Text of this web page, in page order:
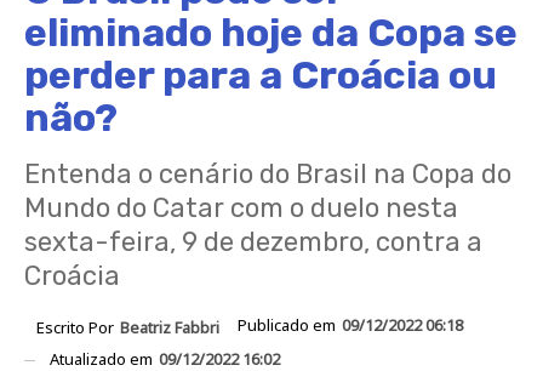
eliminado hoje da Copa se
perder para a Croácia ou
não?
Entenda o cenário do Brasil na Copa do
Mundo do Catar com o duelo nesta
sexta-feira, 9 de dezembro, contra a
Croácia
Escrito Por Beatriz Fabbri Publicado em 09/12/2022 06:18
Atualizado em 09/12/2022 16:02